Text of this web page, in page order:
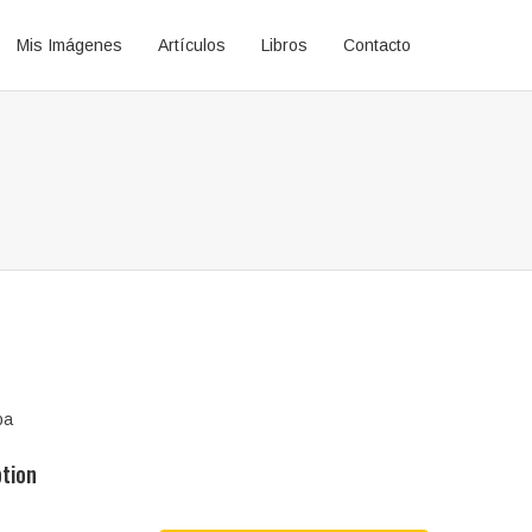
Mis Imágenes Artículos Libros Contacto